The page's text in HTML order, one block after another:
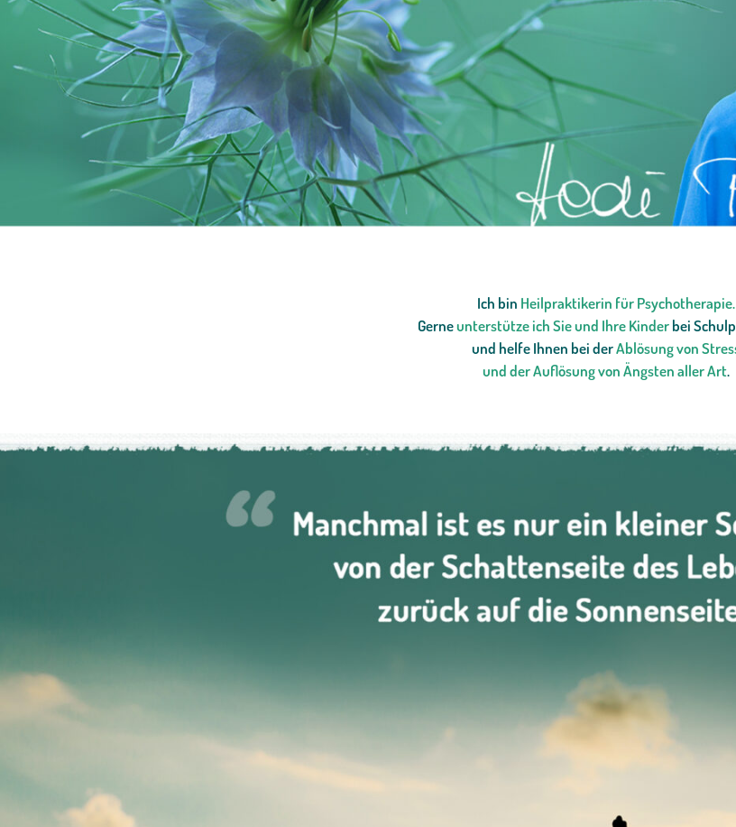
Ich bin Heilpraktikerin für Psychotherapie.
Gerneunterstütze ich Sie und Ihre Kinderbei
und helfe Ihnen bei derAblösung von
und der Auflösung von Ängsten aller Art.